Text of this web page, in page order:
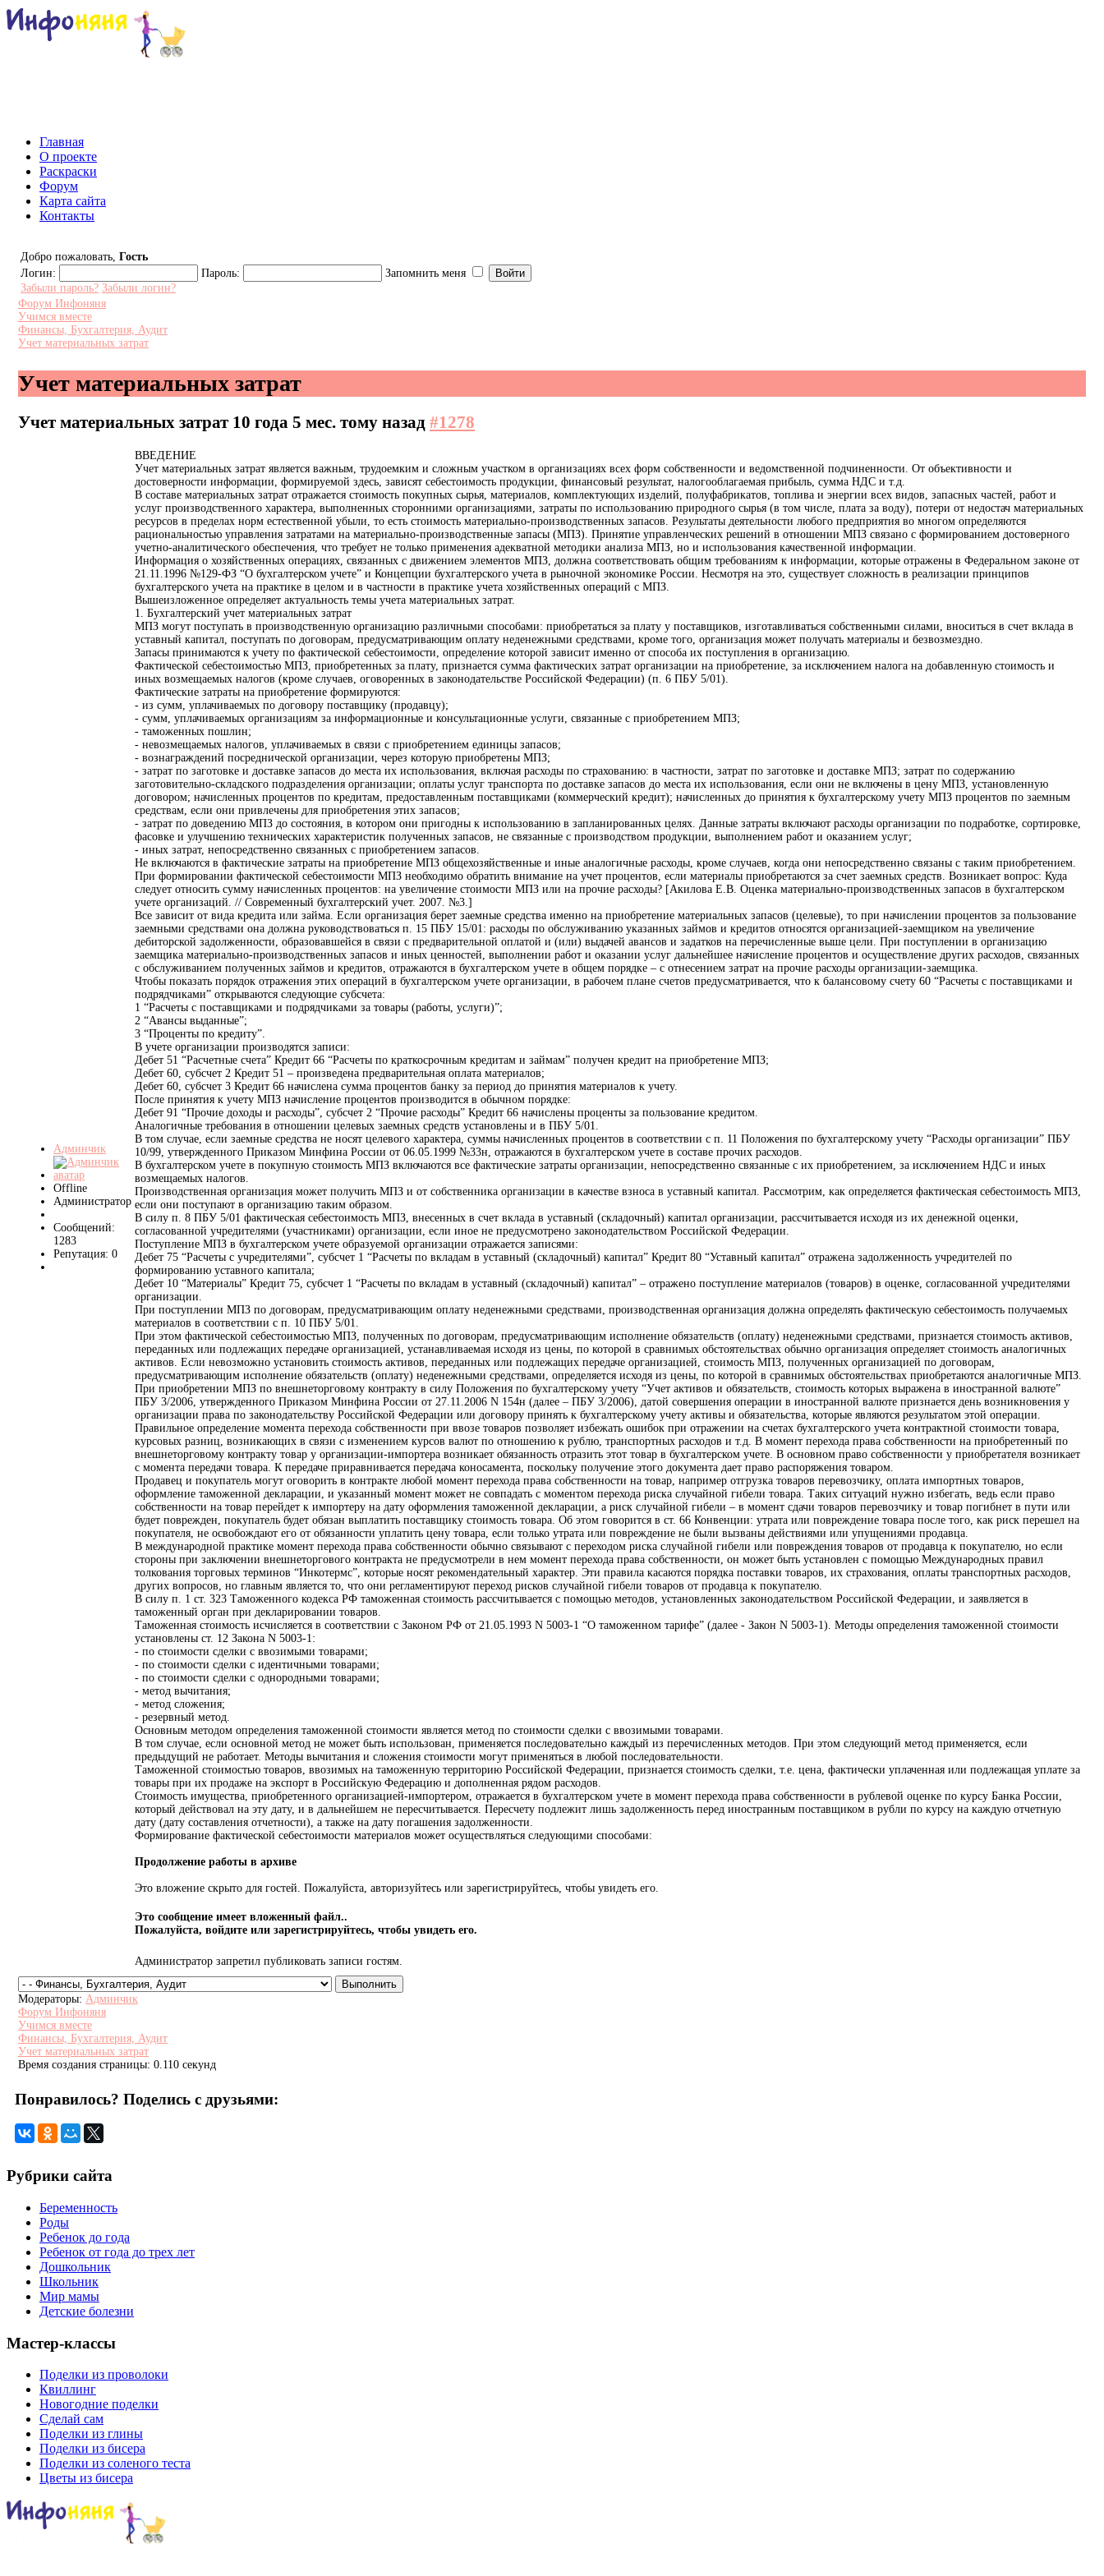
Главная
О проекте
Раскраски
Форум
Карта сайта
Контакты
Добро пожаловать, Гость
Логин:
Пароль:
Запомнить меня
Забыли пароль? Забыли логин?
Форум Инфоняня
Учимся вместе
Финансы, Бухгалтерия, Аудит
Учет материальных затрат
Учет материальных затрат
Учет материальных затрат 10 года 5 мес. тому назад #1278
Админчик
Offline
Администратор
Сообщений:
1283
Репутация: 0
ВВЕДЕНИЕ
Учет материальных затрат является важным, трудоемким и сложным участком в организациях всех форм собственности и ведомственной подчиненности. От объективности и
достоверности информации, формируемой здесь, зависят себестоимость продукции, финансовый результат, налогооблагаемая прибыль, сумма НДС и т.д.
В составе материальных затрат отражается стоимость покупных сырья, материалов, комплектующих изделий, полуфабрикатов, топлива и энергии всех видов, запасных частей, работ и
услуг производственного характера, выполненных сторонними организациями, затраты по использованию природного сырья (в том числе, плата за воду), потери от недостач материальных
ресурсов в пределах норм естественной убыли, то есть стоимость материально-производственных запасов. Результаты деятельности любого предприятия во многом определяются
рациональностью управления затратами на материально-производственные запасы (МПЗ). Принятие управленческих решений в отношении МПЗ связано с формированием достоверного
учетно-аналитического обеспечения, что требует не только применения адекватной методики анализа МПЗ, но и использования качественной информации.
Информация о хозяйственных операциях, связанных с движением элементов МПЗ, должна соответствовать общим требованиям к информации, которые отражены в Федеральном законе от
21.11.1996 №129-ФЗ “О бухгалтерском учете” и Концепции бухгалтерского учета в рыночной экономике России. Несмотря на это, существует сложность в реализации принципов
бухгалтерского учета на практике в целом и в частности в практике учета хозяйственных операций с МПЗ.
Вышеизложенное определяет актуальность темы учета материальных затрат.
1. Бухгалтерский учет материальных затрат
МПЗ могут поступать в производственную организацию различными способами: приобретаться за плату у поставщиков, изготавливаться собственными силами, вноситься в счет вклада в
уставный капитал, поступать по договорам, предусматривающим оплату неденежными средствами, кроме того, организация может получать материалы и безвозмездно.
Запасы принимаются к учету по фактической себестоимости, определение которой зависит именно от способа их поступления в организацию.
Фактической себестоимостью МПЗ, приобретенных за плату, признается сумма фактических затрат организации на приобретение, за исключением налога на добавленную стоимость и
иных возмещаемых налогов (кроме случаев, оговоренных в законодательстве Российской Федерации) (п. 6 ПБУ 5/01).
Фактические затраты на приобретение формируются:
- из сумм, уплачиваемых по договору поставщику (продавцу);
- сумм, уплачиваемых организациям за информационные и консультационные услуги, связанные с приобретением МПЗ;
- таможенных пошлин;
- невозмещаемых налогов, уплачиваемых в связи с приобретением единицы запасов;
- вознаграждений посреднической организации, через которую приобретены МПЗ;
- затрат по заготовке и доставке запасов до места их использования, включая расходы по страхованию: в частности, затрат по заготовке и доставке МПЗ; затрат по содержанию
заготовительно-складского подразделения организации; оплаты услуг транспорта по доставке запасов до места их использования, если они не включены в цену МПЗ, установленную
договором; начисленных процентов по кредитам, предоставленным поставщиками (коммерческий кредит); начисленных до принятия к бухгалтерскому учету МПЗ процентов по заемным
средствам, если они привлечены для приобретения этих запасов;
- затрат по доведению МПЗ до состояния, в котором они пригодны к использованию в запланированных целях. Данные затраты включают расходы организации по подработке, сортировке,
фасовке и улучшению технических характеристик полученных запасов, не связанные с производством продукции, выполнением работ и оказанием услуг;
- иных затрат, непосредственно связанных с приобретением запасов.
Не включаются в фактические затраты на приобретение МПЗ общехозяйственные и иные аналогичные расходы, кроме случаев, когда они непосредственно связаны с таким приобретением.
При формировании фактической себестоимости МПЗ необходимо обратить внимание на учет процентов, если материалы приобретаются за счет заемных средств. Возникает вопрос: Куда
следует относить сумму начисленных процентов: на увеличение стоимости МПЗ или на прочие расходы? [Акилова Е.В. Оценка материально-производственных запасов в бухгалтерском
учете организаций. // Современный бухгалтерский учет. 2007. №3.]
Все зависит от вида кредита или займа. Если организация берет заемные средства именно на приобретение материальных запасов (целевые), то при начислении процентов за пользование
заемными средствами она должна руководствоваться п. 15 ПБУ 15/01: расходы по обслуживанию указанных займов и кредитов относятся организацией-заемщиком на увеличение
дебиторской задолженности, образовавшейся в связи с предварительной оплатой и (или) выдачей авансов и задатков на перечисленные выше цели. При поступлении в организацию
заемщика материально-производственных запасов и иных ценностей, выполнении работ и оказании услуг дальнейшее начисление процентов и осуществление других расходов, связанных
с обслуживанием полученных займов и кредитов, отражаются в бухгалтерском учете в общем порядке – с отнесением затрат на прочие расходы организации-заемщика.
Чтобы показать порядок отражения этих операций в бухгалтерском учете организации, в рабочем плане счетов предусматривается, что к балансовому счету 60 “Расчеты с поставщиками и
подрядчиками” открываются следующие субсчета:
1 “Расчеты с поставщиками и подрядчиками за товары (работы, услуги)”;
2 “Авансы выданные”;
3 “Проценты по кредиту”.
В учете организации производятся записи:
Дебет 51 “Расчетные счета” Кредит 66 “Расчеты по краткосрочным кредитам и займам” получен кредит на приобретение МПЗ;
Дебет 60, субсчет 2 Кредит 51 – произведена предварительная оплата материалов;
Дебет 60, субсчет 3 Кредит 66 начислена сумма процентов банку за период до принятия материалов к учету.
После принятия к учету МПЗ начисление процентов производится в обычном порядке:
Дебет 91 “Прочие доходы и расходы”, субсчет 2 “Прочие расходы” Кредит 66 начислены проценты за пользование кредитом.
Аналогичные требования в отношении целевых заемных средств установлены и в ПБУ 5/01.
В том случае, если заемные средства не носят целевого характера, суммы начисленных процентов в соответствии с п. 11 Положения по бухгалтерскому учету “Расходы организации” ПБУ
10/99, утвержденного Приказом Минфина России от 06.05.1999 №33н, отражаются в бухгалтерском учете в составе прочих расходов.
В бухгалтерском учете в покупную стоимость МПЗ включаются все фактические затраты организации, непосредственно связанные с их приобретением, за исключением НДС и иных
возмещаемых налогов.
Производственная организация может получить МПЗ и от собственника организации в качестве взноса в уставный капитал. Рассмотрим, как определяется фактическая себестоимость МПЗ,
если они поступают в организацию таким образом.
В силу п. 8 ПБУ 5/01 фактическая себестоимость МПЗ, внесенных в счет вклада в уставный (складочный) капитал организации, рассчитывается исходя из их денежной оценки,
согласованной учредителями (участниками) организации, если иное не предусмотрено законодательством Российской Федерации.
Поступление МПЗ в бухгалтерском учете образуемой организации отражается записями:
Дебет 75 “Расчеты с учредителями”, субсчет 1 “Расчеты по вкладам в уставный (складочный) капитал” Кредит 80 “Уставный капитал” отражена задолженность учредителей по
формированию уставного капитала;
Дебет 10 “Материалы” Кредит 75, субсчет 1 “Расчеты по вкладам в уставный (складочный) капитал” – отражено поступление материалов (товаров) в оценке, согласованной учредителями
организации.
При поступлении МПЗ по договорам, предусматривающим оплату неденежными средствами, производственная организация должна определять фактическую себестоимость получаемых
материалов в соответствии с п. 10 ПБУ 5/01.
При этом фактической себестоимостью МПЗ, полученных по договорам, предусматривающим исполнение обязательств (оплату) неденежными средствами, признается стоимость активов,
переданных или подлежащих передаче организацией, устанавливаемая исходя из цены, по которой в сравнимых обстоятельствах обычно организация определяет стоимость аналогичных
активов. Если невозможно установить стоимость активов, переданных или подлежащих передаче организацией, стоимость МПЗ, полученных организацией по договорам,
предусматривающим исполнение обязательств (оплату) неденежными средствами, определяется исходя из цены, по которой в сравнимых обстоятельствах приобретаются аналогичные МПЗ.
При приобретении МПЗ по внешнеторговому контракту в силу Положения по бухгалтерскому учету “Учет активов и обязательств, стоимость которых выражена в иностранной валюте”
ПБУ 3/2006, утвержденного Приказом Минфина России от 27.11.2006 N 154н (далее – ПБУ 3/2006), датой совершения операции в иностранной валюте признается день возникновения у
организации права по законодательству Российской Федерации или договору принять к бухгалтерскому учету активы и обязательства, которые являются результатом этой операции.
Правильное определение момента перехода собственности при ввозе товаров позволяет избежать ошибок при отражении на счетах бухгалтерского учета контрактной стоимости товара,
курсовых разниц, возникающих в связи с изменением курсов валют по отношению к рублю, транспортных расходов и т.д. В момент перехода права собственности на приобретенный по
внешнеторговому контракту товар у организации-импортера возникает обязанность отразить этот товар в бухгалтерском учете. В основном право собственности у приобретателя возникает
с момента передачи товара. К передаче приравнивается передача коносамента, поскольку получение этого документа дает право распоряжения товаром.
Продавец и покупатель могут оговорить в контракте любой момент перехода права собственности на товар, например отгрузка товаров перевозчику, оплата импортных товаров,
оформление таможенной декларации, и указанный момент может не совпадать с моментом перехода риска случайной гибели товара. Таких ситуаций нужно избегать, ведь если право
собственности на товар перейдет к импортеру на дату оформления таможенной декларации, а риск случайной гибели – в момент сдачи товаров перевозчику и товар погибнет в пути или
будет поврежден, покупатель будет обязан выплатить поставщику стоимость товара. Об этом говорится в ст. 66 Конвенции: утрата или повреждение товара после того, как риск перешел на
покупателя, не освобождают его от обязанности уплатить цену товара, если только утрата или повреждение не были вызваны действиями или упущениями продавца.
В международной практике момент перехода права собственности обычно связывают с переходом риска случайной гибели или повреждения товаров от продавца к покупателю, но если
стороны при заключении внешнеторгового контракта не предусмотрели в нем момент перехода права собственности, он может быть установлен с помощью Международных правил
толкования торговых терминов “Инкотермс”, которые носят рекомендательный характер. Эти правила касаются порядка поставки товаров, их страхования, оплаты транспортных расходов,
других вопросов, но главным является то, что они регламентируют переход рисков случайной гибели товаров от продавца к покупателю.
В силу п. 1 ст. 323 Таможенного кодекса РФ таможенная стоимость рассчитывается с помощью методов, установленных законодательством Российской Федерации, и заявляется в
таможенный орган при декларировании товаров.
Таможенная стоимость исчисляется в соответствии с Законом РФ от 21.05.1993 N 5003-1 “О таможенном тарифе” (далее - Закон N 5003-1). Методы определения таможенной стоимости
установлены ст. 12 Закона N 5003-1:
- по стоимости сделки с ввозимыми товарами;
- по стоимости сделки с идентичными товарами;
- по стоимости сделки с однородными товарами;
- метод вычитания;
- метод сложения;
- резервный метод.
Основным методом определения таможенной стоимости является метод по стоимости сделки с ввозимыми товарами.
В том случае, если основной метод не может быть использован, применяется последовательно каждый из перечисленных методов. При этом следующий метод применяется, если
предыдущий не работает. Методы вычитания и сложения стоимости могут применяться в любой последовательности.
Таможенной стоимостью товаров, ввозимых на таможенную территорию Российской Федерации, признается стоимость сделки, т.е. цена, фактически уплаченная или подлежащая уплате за
товары при их продаже на экспорт в Российскую Федерацию и дополненная рядом расходов.
Стоимость имущества, приобретенного организацией-импортером, отражается в бухгалтерском учете в момент перехода права собственности в рублевой оценке по курсу Банка России,
который действовал на эту дату, и в дальнейшем не пересчитывается. Пересчету подлежит лишь задолженность перед иностранным поставщиком в рубли по курсу на каждую отчетную
дату (дату составления отчетности), а также на дату погашения задолженности.
Формирование фактической себестоимости материалов может осуществляться следующими способами:
Продолжение работы в архиве
Это вложение скрыто для гостей. Пожалуйста, авторизуйтесь или зарегистрируйтесь, чтобы увидеть его.
Это сообщение имеет вложенный файл..
Пожалуйста, войдите или зарегистрируйтесь, чтобы увидеть его.
Администратор запретил публиковать записи гостям.
Модераторы: Админчик
Форум Инфоняня
Учимся вместе
Финансы, Бухгалтерия, Аудит
Учет материальных затрат
Время создания страницы: 0.110 секунд
Понравилось? Поделись с друзьями:
Рубрики сайта
Беременность
Роды
Ребенок до года
Ребенок от года до трех лет
Дошкольник
Школьник
Мир мамы
Детские болезни
Мастер-классы
Поделки из проволоки
Квиллинг
Новогодние поделки
Сделай сам
Поделки из глины
Поделки из бисера
Поделки из соленого теста
Цветы из бисера